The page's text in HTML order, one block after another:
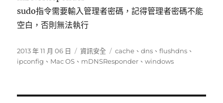
sudo指令需要輸入管理者密碼，記得管理者密碼不能
空白，否則無法執行
發
佈
2013 年 11 月 06 日
分
類
資訊安全
標
籤
cache 、dns 、flushdns 、
ipconfig 、 Mac OS 、 mDNSResponder 、windows